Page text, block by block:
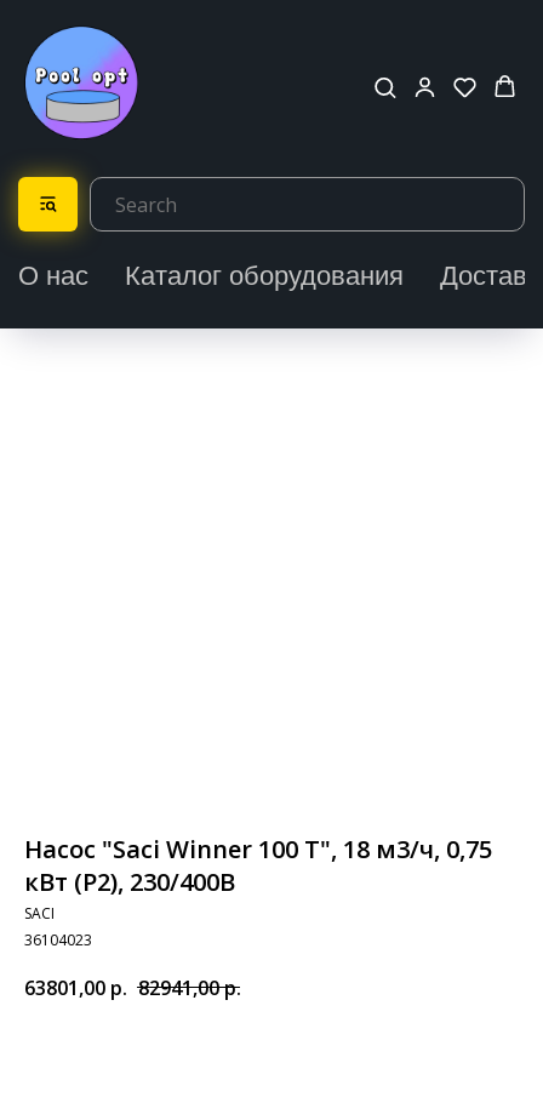
О нас Каталог оборудования
Насос "Saci Winner 100 T", 18 м3/ч, 0,75
кВт (P2), 230/400В
SACI
36104023
63801,00 р. 82941,00р.